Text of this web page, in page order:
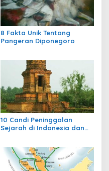
8 Fakta Unik Tentang
Pangeran Diponegoro
10 Candi Peninggalan
Sejarah di Indonesia dan